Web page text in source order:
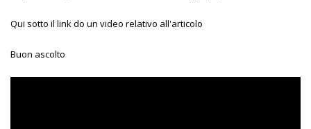
Qui sotto il link do un video relativo all'articolo
Buon ascolto